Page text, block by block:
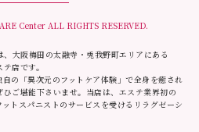
Center ALL RIGHTS RESERVED.
阪梅田の太融寺・兎我野町エリアにある
店です。
の「異次元のフットケア体験」で全身を癒され
ご堪能下さいませ。当店は、エステ業界初の
トスパニストのサービスを受けるリラグゼーシ